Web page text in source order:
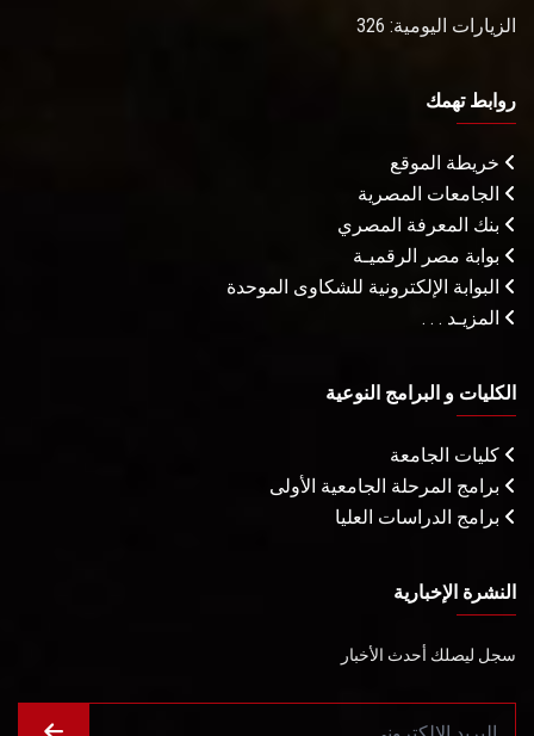
الزيارات اليومية: 326
روابط تهمك
خريطة الموقع
الجامعات المصرية
بنك المعرفة المصري
بوابة مصر الرقميـة
البوابة الإلكترونية للشكاوى الموحدة
المزيـد . . .
الكليات و البرامج النوعية
كليات الجامعة
برامج المرحلة الجامعية الأولى
برامج الدراسات العليا
النشرة الإخبارية
سجل ليصلك أحدث الأخبار